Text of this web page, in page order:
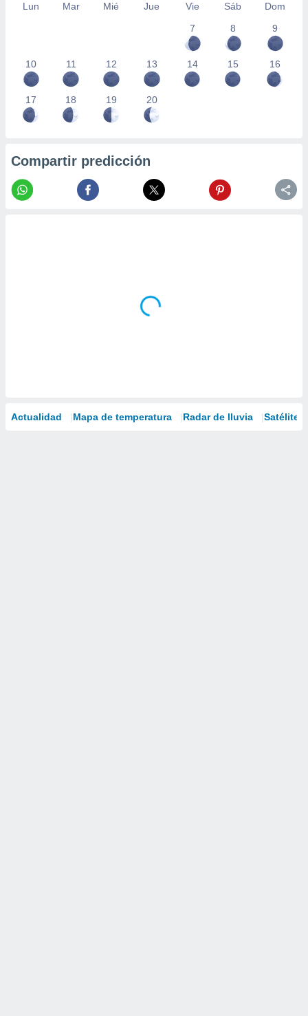
Lun Mar Mié Jue Vie Sáb
Dom
7
8 9
10 11 12 13 14 15 16
17 18 19 20
Compartir predicción
Actualidad Mapa de temperatura Radar de lluvia Satélites